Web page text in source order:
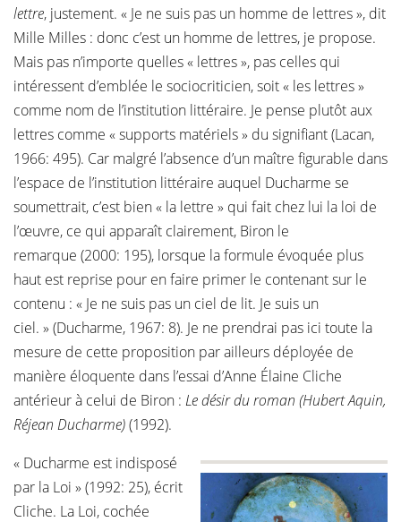
lettre, justement. « Je ne suis pas un homme de lettres », dit
Mille Milles : donc c’est un homme de lettres, je propose.
Mais pas n’importe quelles « lettres », pas celles qui
intéressent d’emblée le sociocriticien, soit « les lettres »
comme nom de l’institution littéraire. Je pense plutôt aux
lettres comme « supports matériels » du signifiant (Lacan,
1966: 495). Car malgré l’absence d’un maître figurable dans
l’espace de l’institution littéraire auquel Ducharme se
soumettrait, c’est bien « la lettre » qui fait chez lui la loi de
l’œuvre, ce qui apparaît clairement, Biron le
remarque (2000: 195), lorsque la formule évoquée plus
haut est reprise pour en faire primer le contenant sur le
contenu : « Je ne suis pas un ciel de lit. Je suis un
ciel. » (Ducharme, 1967: 8). Je ne prendrai pas ici toute la
mesure de cette proposition par ailleurs déployée de
manière éloquente dans l’essai d’Anne Élaine Cliche
antérieur à celui de Biron : Le désir du roman (Hubert Aquin,
Réjean Ducharme)(1992).
« Ducharme est indisposé
par la Loi » (1992: 25), écrit
Cliche. La Loi, cochée